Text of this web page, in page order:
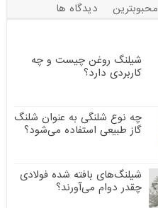
محبوبترین
دیدگاه ها
شیلنگ روغن چیست و چه
کاربردی دارد؟
چه نوع شلنگی به عنوان شلنگ
گاز طبیعی استفاده می‌شود؟
شیلنگ‌های بافته شده فولادی
چقدر دوام می‌آورند؟